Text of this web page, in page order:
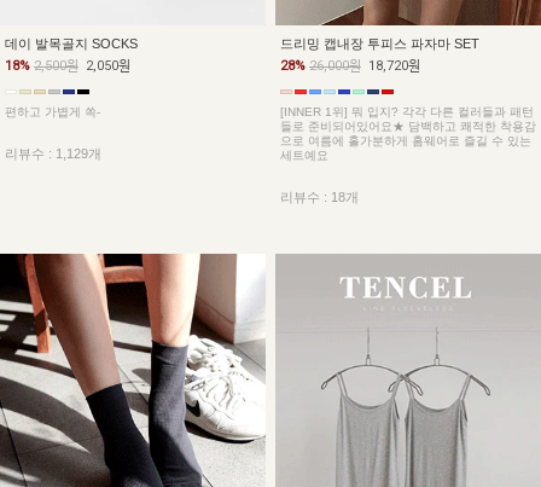
데이 발목골지 SOCKS
18% 2,500원 2,050원
편하고 가볍게 쏙-
리뷰수 : 1,129개
드리밍 캡내장 투피스 파자마 SET
28% 26,000원 18,720원
[INNER 1위] 뭐 입지? 각각 다른 컬러들과 패턴
들로 준비되어있어요★ 담백하고 쾌적한 착용감
으로 여름에 홀가분하게 홈웨어로 즐길 수 있는
세트예요
리뷰수 : 18개